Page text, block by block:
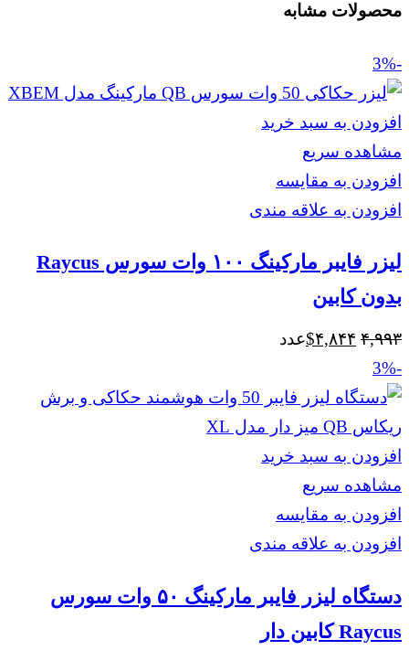
محصولات مشابه
-3%
افزودن به سبد خرید
مشاهده سریع
افزودن به مقایسه
افزودن به علاقه مندی
لیزر فایبر مارکینگ ۱۰۰ وات سورس Raycus
بدون کابین
۴,۹۹۳ قیمت
$۴,۹۹۳
بود.
$۴,۸۴۴ قیمت
$۴,۸۴۴
است.
عدد
-3%
افزودن به سبد خرید
مشاهده سریع
افزودن به مقایسه
افزودن به علاقه مندی
دستگاه لیزر فایبر مارکینگ ۵۰ وات سورس
Raycus کابین دار